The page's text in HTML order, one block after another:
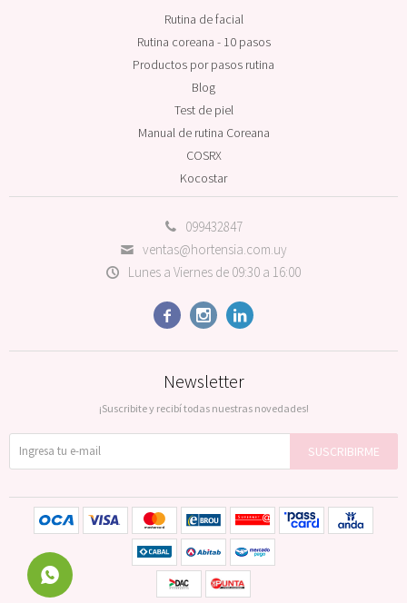
099432847
ventas@hortensia.com.uy
Lunes a Viernes de 09:30 a 16:00
  
Rutina de facial
Rutina coreana - 10 pasos
Productos por pasos rutina
Blog
Test de piel
Manual de rutina Coreana
COSRX
Kocostar
Newsletter
¡Suscribite y recibí todas nuestras novedades!
SUSCRIBIRME